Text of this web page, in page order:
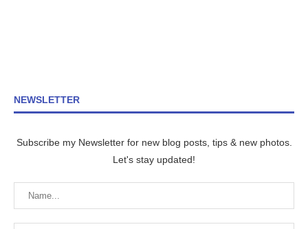
NEWSLETTER
Subscribe my Newsletter for new blog posts, tips & new photos.
Let's stay updated!